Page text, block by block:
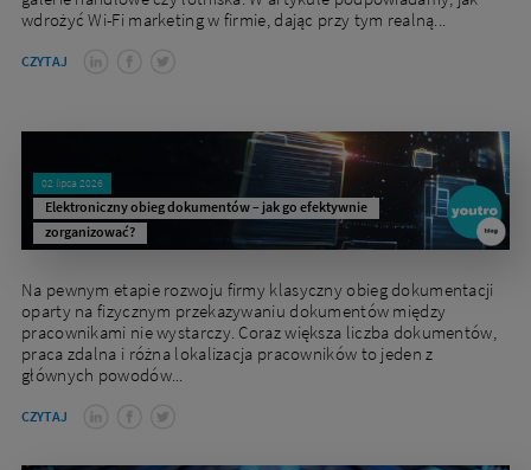
wdrożyć Wi-Fi marketing w firmie, dając przy tym realną...
CZYTAJ
02 lipca 2026
Elektroniczny obieg dokumentów – jak go efektywnie
zorganizować?
Na pewnym etapie rozwoju firmy klasyczny obieg dokumentacji
oparty na fizycznym przekazywaniu dokumentów między
pracownikami nie wystarczy. Coraz większa liczba dokumentów,
praca zdalna i różna lokalizacja pracowników to jeden z
głównych powodów...
CZYTAJ